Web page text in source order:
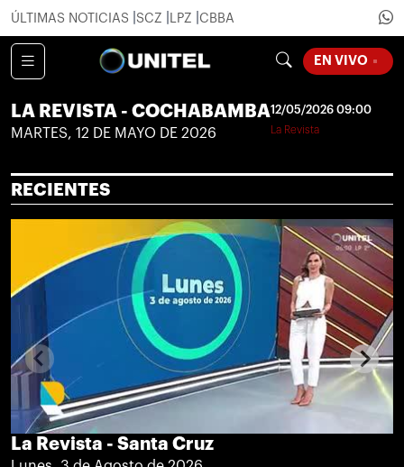
ÚLTIMAS NOTICIAS SCZ LPZ CBBA
EN VIVO
LA REVISTA - COCHABAMBA
MARTES, 12 DE MAYO DE 2026
12/05/2026 09:00
La Revista
RECIENTES
La Revista - Santa Cruz